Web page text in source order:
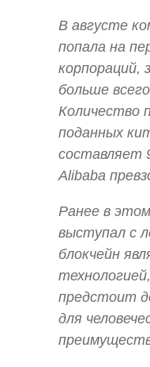
В августе
попала на
корпораций,
больше
Количество
поданных
составляет
Alibaba
Ранее в
выступал с
блокчейн
предстоит
для